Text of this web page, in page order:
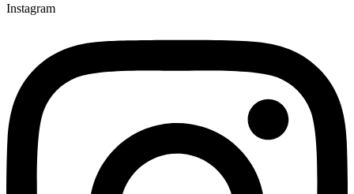
Instagram